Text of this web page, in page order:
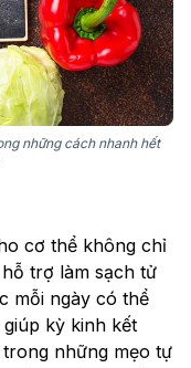
những cách nhanh hết
cơ thể không chỉ
trợ làm sạch tử
mỗi ngày có thể
kỳ kinh kết
những mẹo tự